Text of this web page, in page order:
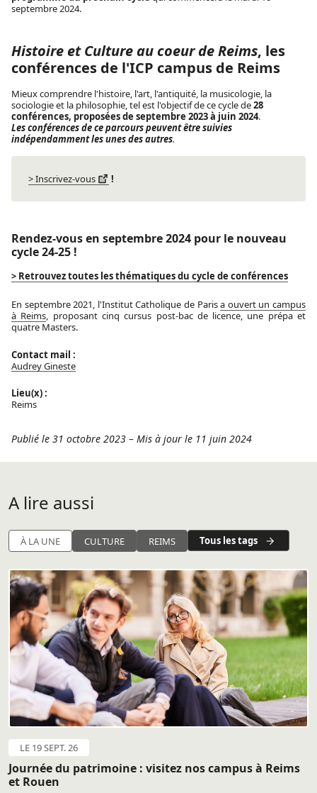
septembre 2024.
Histoire et Culture au coeur de Reims, les
conférences de l'ICP campus de Reims
Mieux comprendre l'histoire, l'art, l'antiquité, la musicologie, la
sociologie et la philosophie, tel est l'objectif de ce cycle de28
conférences, proposées de septembre 2023 à juin 2024.
Les conférences de ce parcours peuvent être suivies
indépendamment les unes des autres.
> Inscrivez-vous !
Rendez-vous en septembre 2024 pour le nouveau
cycle 24-25 !
> Retrouvez toutes les thématiques du cycle de conférences
En septembre 2021, l'Institut Catholique de Parisa ouvert un campus
à Reims, proposant cinq cursus post-bac de licence, une prépa et
quatre Masters.
Contact mail :
Audrey Gineste
Lieu(x) :
Reims
Publié le 31 octobre 2023 – Mis à jour le 11 juin 2024
A lire aussi
À LA UNE CULTURE REIMS Tous les tags
LE 19 SEPT. 26
Journée du patrimoine : visitez nos campus à Reims
et Rouen